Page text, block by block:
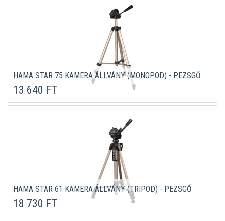
HAMA STAR 75 KAMERA ÁLLVÁNY (MONOPOD) - PEZSGŐ
13 640 FT
HAMA STAR 61 KAMERA ÁLLVÁNY (TRIPOD) - PEZSGŐ
18 730 FT